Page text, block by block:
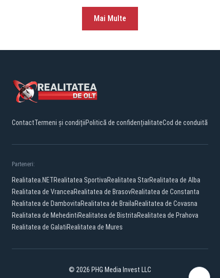
Mai Multe
ContactTermeni și condițiiPolitică de confidențialitateCod de conduită
Parteneri:
Realitatea.NETRealitatea SportivaRealitatea StarRealitatea de Alba
Realitatea de VranceaRealitatea de BrasovRealitatea de Constanta
Realitatea de DambovitaRealitatea de BrailaRealitatea de Covasna
Realitatea de MehedintiRealitatea de BistritaRealitatea de Prahova
Realitatea de GalatiRealitatea de Mures
© 2026 PHG Media Invest LLC